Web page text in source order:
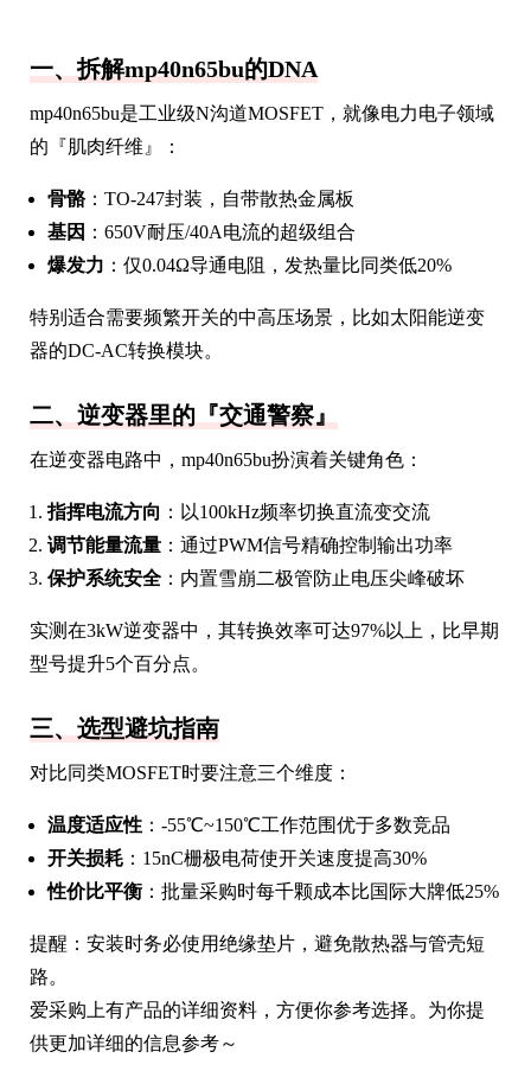
一、拆解mp40n65bu的DNA
mp40n65bu是工业级N沟道MOSFET，就像电力电子领域
的『肌肉纤维』：
骨骼：TO-247封装，自带散热金属板
基因 ：650V耐压/40A电流的超级组合
爆发力 ：仅0.04Ω导通电阻，发热量比同类低20%
特别适合需要频繁开关的中高压场景，比如太阳能逆变
器的DC-AC转换模块。
二、逆变器里的『交通警察』
在逆变器电路中，mp40n65bu扮演着关键角色：
指挥电流方向 ：以100kHz频率切换直流变交流
调节能量流量 ：通过PWM信号精确控制输出功率
保护系统安全 ：内置雪崩二极管防止电压尖峰破坏
实测在3kW逆变器中，其转换效率可达97%以上，比早期
型号提升5个百分点。
三、选型避坑指南
对比同类MOSFET时要注意三个维度：
温度适应性 ：-55℃~150℃工作范围优于多数竞品
开关损耗 ：15nC栅极电荷使开关速度提高30%
性价比平衡 ：批量采购时每千颗成本比国际大牌低25%
提醒：安装时务必使用绝缘垫片，避免散热器与管壳短
路。
爱采购上有产品的详细资料，方便你参考选择。为你提
供更加详细的信息参考～